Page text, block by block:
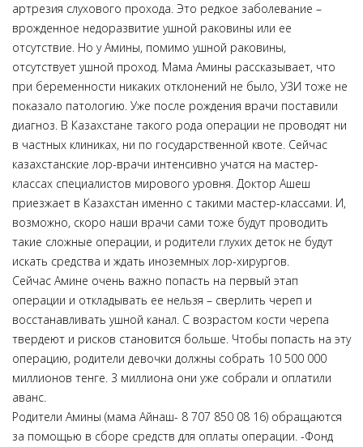
артрезия слухового прохода. Это редкое заболевание –
врожденное недоразвитие ушной раковины или ее
отсутствие. Но у Амины, помимо ушной раковины,
отсутствует ушной проход. Мама Амины рассказывает, что
при беременности никаких отклонений не было, УЗИ тоже не
показало патологию. Уже после рождения врачи поставили
диагноз. В Казахстане такого рода операции не проводят ни
в частных клиниках, ни по государственной квоте. Сейчас
казахстанские лор-врачи интенсивно учатся на мастер-
классах специалистов мирового уровня. Доктор Ашеш
приезжает в Казахстан именно с такими мастер-классами. И,
возможно, скоро наши врачи сами тоже будут проводить
такие сложные операции, и родители глухих деток не будут
искать средства и ждать иноземных лор-хирургов.
Сейчас Амине очень важно попасть на первый этап
операции и откладывать ее нельзя – сверлить череп и
восстанавливать ушной канал. С возрастом кости черепа
твердеют и рисков становится больше. Чтобы попасть на эту
операцию, родители девочки должны собрать 10 500 000
миллионов тенге. 3 миллиона они уже собрали и оплатили
аванс.
Родители Амины (мама Айнаш- 8 707 850 08 16) обращаются
за помощью в сборе средств для оплаты операции. -Фонд